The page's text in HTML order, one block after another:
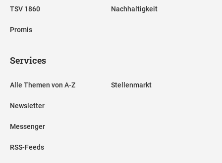
TSV 1860
Promis
Nachhaltigkeit
Services
Alle Themen von A-Z
Newsletter
Messenger
RSS-Feeds
Stellenmarkt